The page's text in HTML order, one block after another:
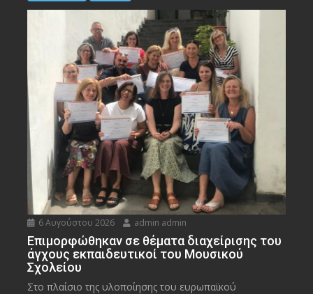
6 Αυγούστου 2026 admin admin
Eπιμορφώθηκαν σε θέματα διαχείρισης του
άγχους εκπαιδευτικοί του Μουσικού
Σχολείου
Στο πλαίσιο της υλοποίησης του ευρωπαϊκού